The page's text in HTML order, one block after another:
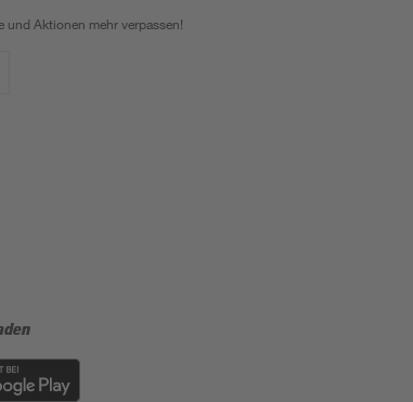
und Aktionen mehr verpassen!